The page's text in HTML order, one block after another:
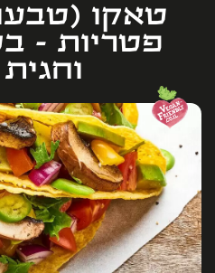
טאקו
פטריות -
וחגית